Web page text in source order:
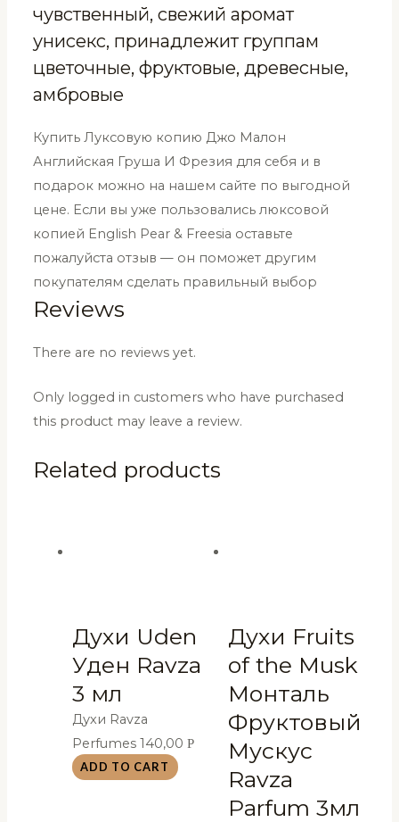
100
мл
quantity
чувственный, свежий аромат
унисекс, принадлежит группам
цветочные, фруктовые, древесные,
амбровые
Купить Луксовую копию Джо Малон
Английская Груша И Фрезия для себя и в
подарок можно на нашем сайте по выгодной
цене. Если вы уже пользовались люксовой
копией English Pear & Freesia оставьте
пожалуйста отзыв — он поможет другим
покупателям сделать правильный выбор
Reviews
There are no reviews yet.
Only logged in customers who have purchased
this product may leave a review.
Related products
Духи Uden
Уден Ravza
3 мл
Духи Ravza
Perfumes 140,00 Р
ADD TO CART
Духи Fruits
of the Musk
Монталь
Фруктовый
Мускус
Ravza
Parfum 3мл